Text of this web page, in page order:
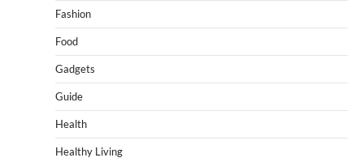
Fashion
Food
Gadgets
Guide
Health
Healthy Living